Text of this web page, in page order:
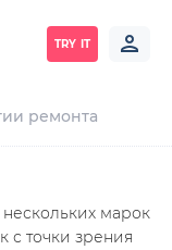
TRY IT
ремонта
марок
с точки зрения